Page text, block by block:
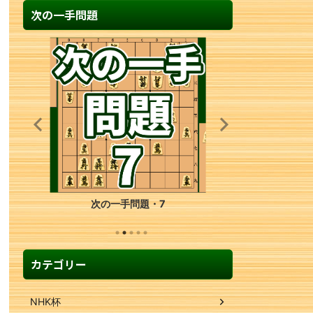
次の一手問題
次の一手問題・23
カテゴリー
NHK杯